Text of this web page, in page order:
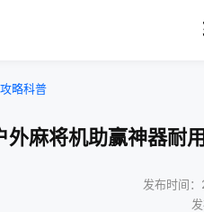
攻略科普
外麻将机助赢神器耐
发布时间